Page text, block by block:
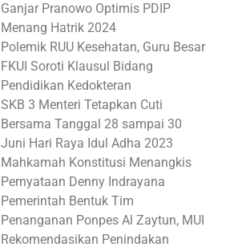
Ganjar Pranowo Optimis PDIP
Menang Hatrik 2024
Polemik RUU Kesehatan, Guru Besar
FKUI Soroti Klausul Bidang
Pendidikan Kedokteran
SKB 3 Menteri Tetapkan Cuti
Bersama Tanggal 28 sampai 30
Juni Hari Raya Idul Adha 2023
Mahkamah Konstitusi Menangkis
Pernyataan Denny Indrayana
Pemerintah Bentuk Tim
Penanganan Ponpes Al Zaytun, MUI
Rekomendasikan Penindakan